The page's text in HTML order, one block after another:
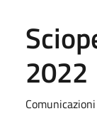
2022